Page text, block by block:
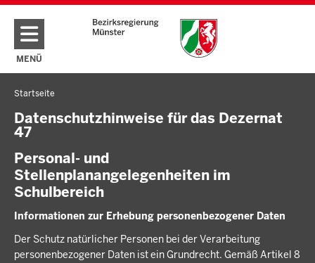
Direkt zum Inhalt
MENÜ
NAVIGATION AKTIVIEREN/DEAKTIVIEREN: HAUPTMENÜ
Sie
befinden
sich
Startseite
Datenschutzhinweise für das Dezernat
47
Personal- und
Stellenplanangelegenheiten im
Schulbereich
Informationen zur Erhebung personenbezogener Daten
Der Schutz natürlicher Personen bei der Verarbeitung
personenbezogener Daten ist ein Grundrecht. Gemäß Artikel 8